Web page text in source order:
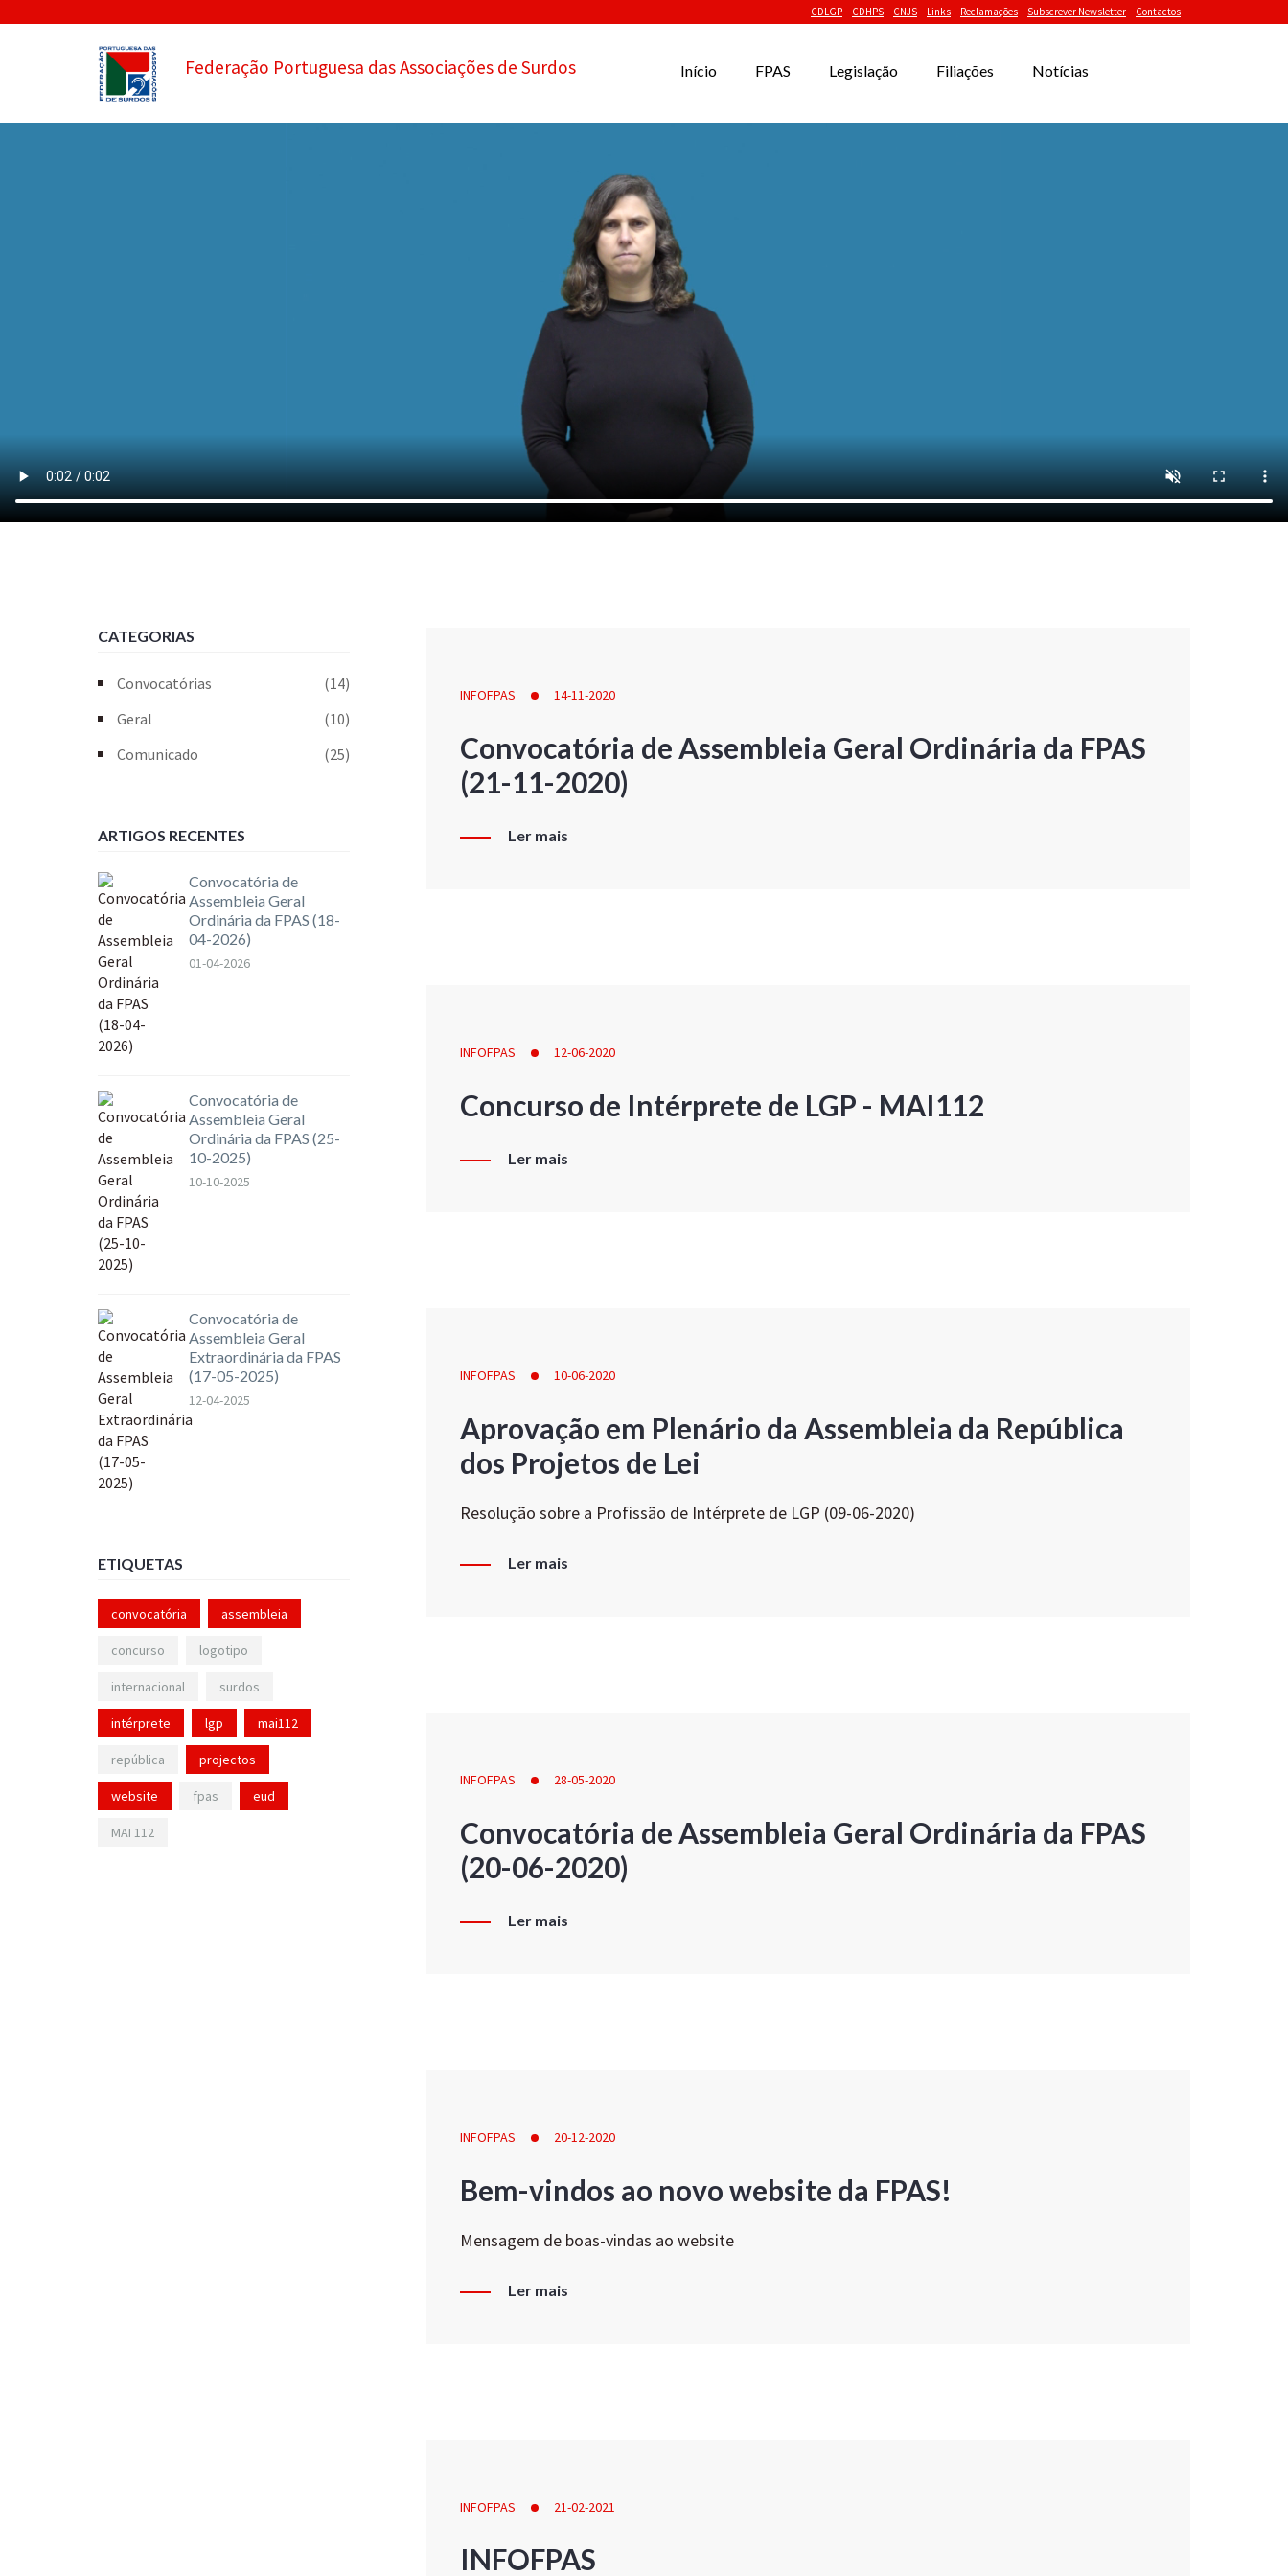
CDLGP CDHPS CNJS Links Reclamações Subscrever Newsletter Contactos
Federação Portuguesa das Associações de Surdos Início FPAS Legislação Filiações Notícias
INFOFPAS 14-11-2020
Convocatória de Assembleia Geral Ordinária da FPAS
(21-11-2020)
Ler mais
INFOFPAS 12-06-2020
Concurso de Intérprete de LGP - MAI112
Ler mais
INFOFPAS 10-06-2020
Aprovação em Plenário da Assembleia da República
dos Projetos de Lei
Resolução sobre a Profissão de Intérprete de LGP (09-06-2020)
Ler mais
INFOFPAS 28-05-2020
Convocatória de Assembleia Geral Ordinária da FPAS
(20-06-2020)
Ler mais
INFOFPAS 20-12-2020
Bem-vindos ao novo website da FPAS!
Mensagem de boas-vindas ao website
Ler mais
INFOFPAS 21-02-2021
INFOFPAS
CATEGORIAS
Convocatórias
(14)
Geral
(10)
Comunicado
(25)
ARTIGOS RECENTES
Convocatória de
Assembleia Geral
Ordinária da FPAS (18-
04-2026)
01-04-2026
Convocatória de
Assembleia Geral
Ordinária da FPAS (25-
10-2025)
10-10-2025
Convocatória de
Assembleia Geral
Extraordinária da FPAS
(17-05-2025)
12-04-2025
ETIQUETAS
convocatória assembleia
concurso logotipo
internacional surdos
intérprete lgp mai112
república projectos
website fpas eud
MAI 112